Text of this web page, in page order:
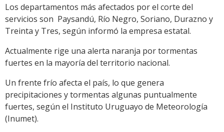
Los departamentos más afectados por el corte del
servicios son Paysandú, Río Negro, Soriano, Durazno y
Treinta y Tres, según informó la empresa estatal.
Actualmente rige una alerta naranja por tormentas
fuertes en la mayoría del territorio nacional.
Un frente frío afecta el país, lo que genera
precipitaciones y tormentas algunas puntualmente
fuertes, según el Instituto Uruguayo de Meteorología
(Inumet).